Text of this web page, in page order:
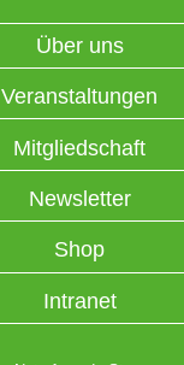
Über uns
Veranstaltungen
Mitgliedschaft
Newsletter
Shop
Intranet